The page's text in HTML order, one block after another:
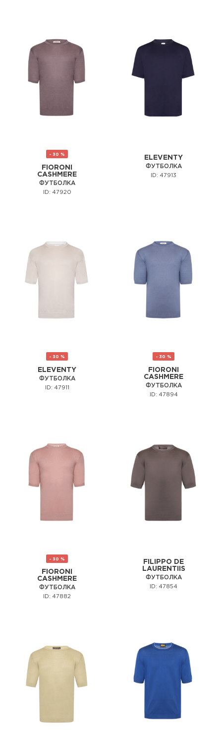
- 30 %
FIORONI
CASHMERE
ФУТБОЛКА
ID: 47920
ELEVENTY
ФУТБОЛКА
ID: 47913
- 30 %
ELEVENTY
ФУТБОЛКА
ID: 47911
- 30 %
FIORONI
CASHMERE
ФУТБОЛКА
ID: 47894
- 30 %
FIORONI
CASHMERE
ФУТБОЛКА
ID: 47882
FILIPPO DE
LAURENTIIS
ФУТБОЛКА
ID: 47854